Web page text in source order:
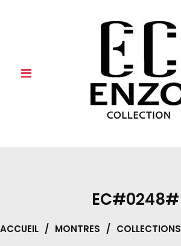
EC#0248#
ACCUEIL / MONTRES / COLLECTIONS